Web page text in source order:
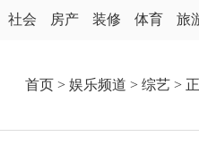
社会 房产 装修 体育 旅
首页 > 娱乐频道 > 综艺 >